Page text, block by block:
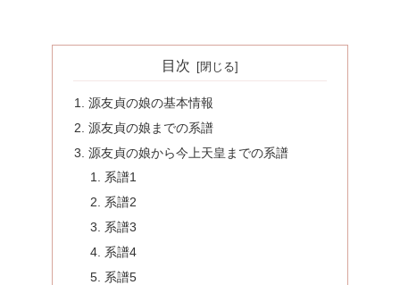
目次
源友貞の娘の基本情報
源友貞の娘までの系譜
源友貞の娘から今上天皇までの系譜
系譜1
系譜2
系譜3
系譜4
系譜5